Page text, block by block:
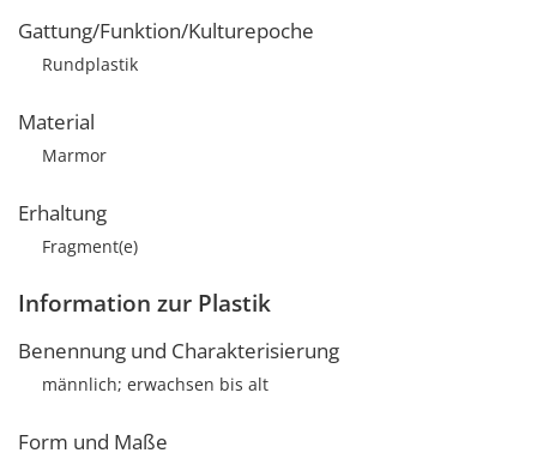
Gattung/Funktion/Kulturepoche
Rundplastik
Material
Marmor
Erhaltung
Fragment(e)
Information zur Plastik
Benennung und Charakterisierung
männlich; erwachsen bis alt
Form und Maße